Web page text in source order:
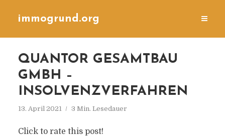
immogrund.org
QUANTOR GESAMTBAU
GMBH –
INSOLVENZVERFAHREN
13. April 2021 3 Min. Lesedauer
Click to rate this post!